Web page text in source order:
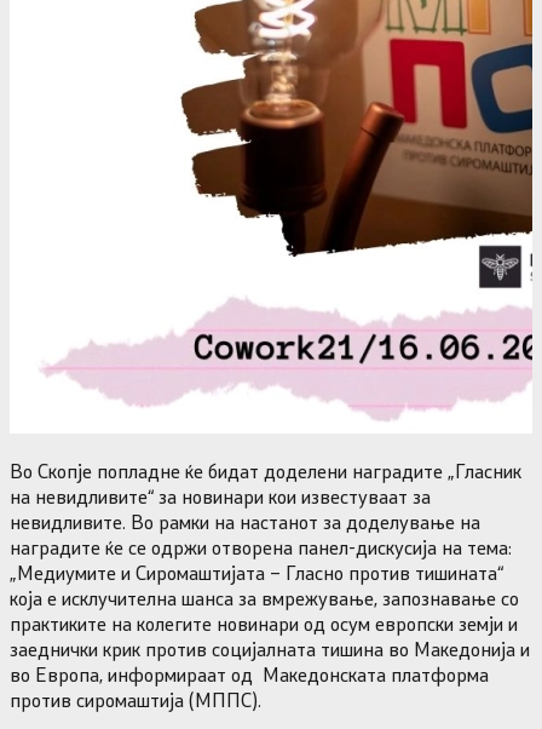
Во Скопје попладне ќе бидат доделени наградите „Гласник
на невидливите“ за новинари кои известуваат за
невидливите. Во рамки на настанот за доделување на
наградите ќе се одржи отворена панел-дискусија на тема:
„Медиумите и Сиромаштијата – Гласно против тишината“
која е исклучителна шанса за вмрежување, запознавање со
практиките на колегите новинари од осум европски земји и
заеднички крик против социјалната тишина во Македонија и
во Европа, информираат од Македонската платформа
против сиромаштија (МППС).